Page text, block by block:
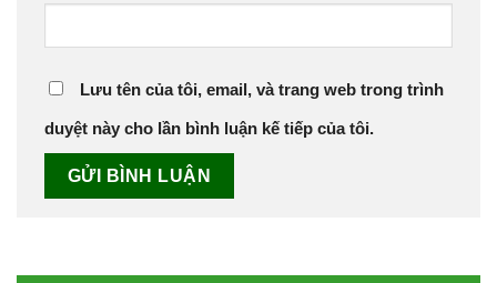
Lưu tên của tôi, email, và trang web trong trình
duyệt này cho lần bình luận kế tiếp của tôi.